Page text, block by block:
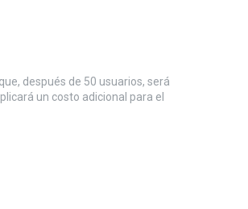
después de 50 usuarios, será
un costo adicional para el